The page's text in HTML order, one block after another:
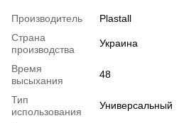
Производитель
Plastall
Страна
производства
Украина
Время
высыхания
48
Тип
использования
Универсальный